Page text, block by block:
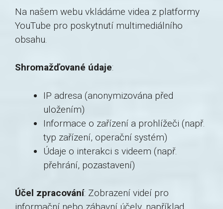
Na našem webu vkládáme videa z platformy
YouTube pro poskytnutí multimediálního
obsahu.
Shromažďované údaje:
IP adresa (anonymizována před
uložením)
Informace o zařízení a prohlížeči (např.
typ zařízení, operační systém)
Údaje o interakci s videem (např.
přehrání, pozastavení)
Účel zpracování: Zobrazení videí pro